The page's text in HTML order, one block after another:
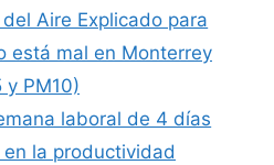
Aire Explicado para
está mal en Monterrey
y PM10)
laboral de 4 días
la productividad